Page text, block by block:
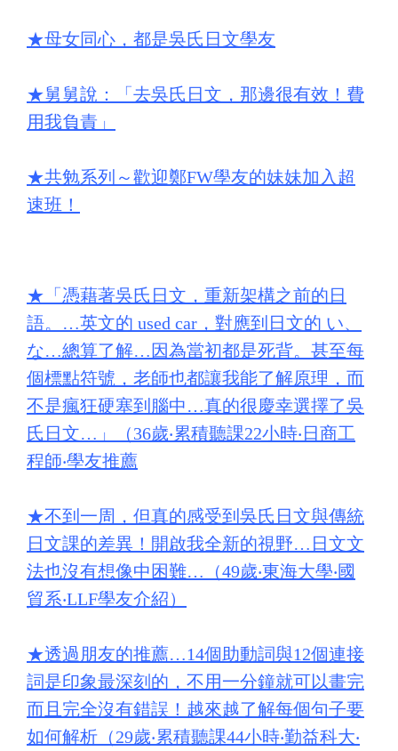
★母女同心，都是吳氏日文學友
★舅舅說：「去吳氏日文，那邊很有效！費
用我負責」
★共勉系列～歡迎鄭FW學友的妹妹加入超
速班！
★ 「憑藉著吳氏日文，重新架構之前的日
語。…英文的 used car，對應到日文的 い、
な…總算了解…因為當初都是死背。甚至每
個標點符號，老師也都讓我能了解原理，而
不是瘋狂硬塞到腦中…真的很慶幸選擇了吳
氏日文…」（36歲‧累積聽課22小時‧日商工
程師‧學友推薦
★不到一周，但真的感受到吳氏日文與傳統
日文課的差異！開啟我全新的視野…日文文
法也沒有想像中困難…（49歲‧東海大學‧國
貿系‧LLF學友介紹）
★透過朋友的推薦…14個助動詞與12個連接
詞是印象最深刻的，不用一分鐘就可以畫完
而且完全沒有錯誤！越來越了解每個句子要
如何解析（29歲‧累積聽課44小時‧勤益科大‧